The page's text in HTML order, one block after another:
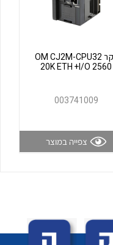
בקר OM CJ2M-CPU32
20K ETH +I/O 2560
003741009
צפייה במוצר